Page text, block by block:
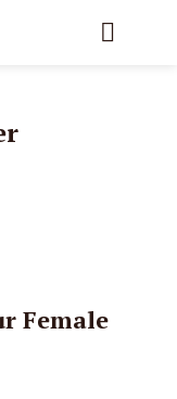
Female